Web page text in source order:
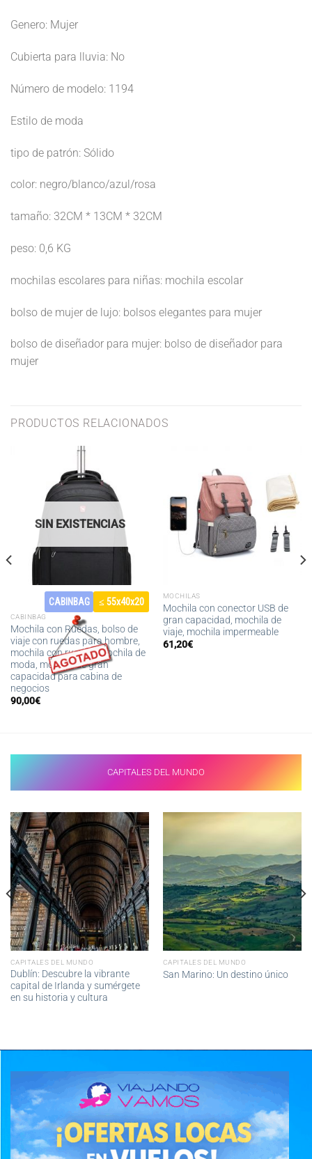
Genero: Mujer
Cubierta para lluvia: No
Número de modelo: 1194
Estilo de moda
tipo de patrón: Sólido
color: negro/blanco/azul/rosa
tamaño: 32CM * 13CM * 32CM
peso: 0,6 KG
mochilas escolares para niñas: mochila escolar
bolso de mujer de lujo: bolsos elegantes para mujer
bolso de diseñador para mujer: bolso de diseñador para
mujer
PRODUCTOS RELACIONADOS
SIN EXISTENCIAS
CABINBAG ≤ 55x40x20
CABINBAG
Mochila con Ruedas, bolso de
viaje con ruedas para hombre,
mochila con ruedas, mochila de
moda, mochila de gran
capacidad para cabina de
negocios
90,00€
MOCHILAS
Mochila con conector USB de
gran capacidad, mochila de
viaje, mochila impermeable
61,20€
CAPITALES DEL MUNDO
CAPITALES DEL MUNDO
Dublín: Descubre la vibrante
capital de Irlanda y sumérgete
en su historia y cultura
CAPITALES DEL MUNDO
San Marino: Un destino único